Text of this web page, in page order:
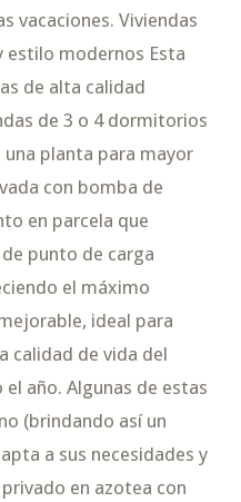
vacaciones. Viviendas
estilo modernos Esta
de alta calidad
de 3 o 4 dormitorios
planta para mayor
con bomba de
en parcela que
punto de carga
el máximo
ideal para
calidad de vida del
año. Algunas de estas
(brindando así un
a sus necesidades y
en azotea con